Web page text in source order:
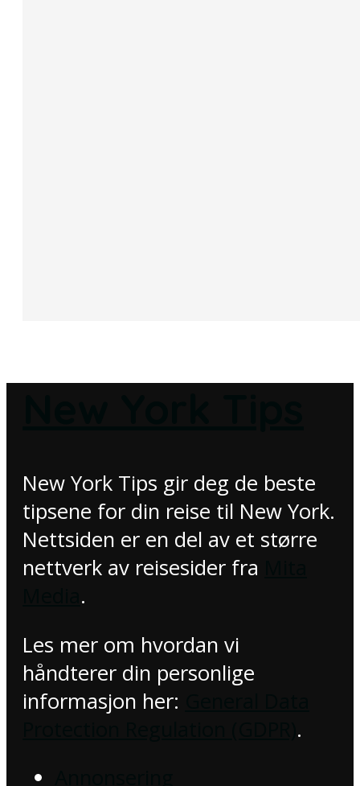
New York Tips gir deg de beste
tipsene for din reise til New York.
Nettsiden er en del av et større
nettverk av reisesider fra
.
Les mer om hvordan vi
håndterer din personlige
informasjon her:
.